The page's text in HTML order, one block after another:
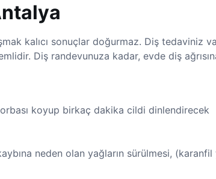
kalıcı sonuçlar doğurmaz. Diş tedaviniz
Diş randevunuza kadar, evde diş
koyup birkaç dakika cildi dinlendirecek
neden olan yağların sürülmesi, (karanfil